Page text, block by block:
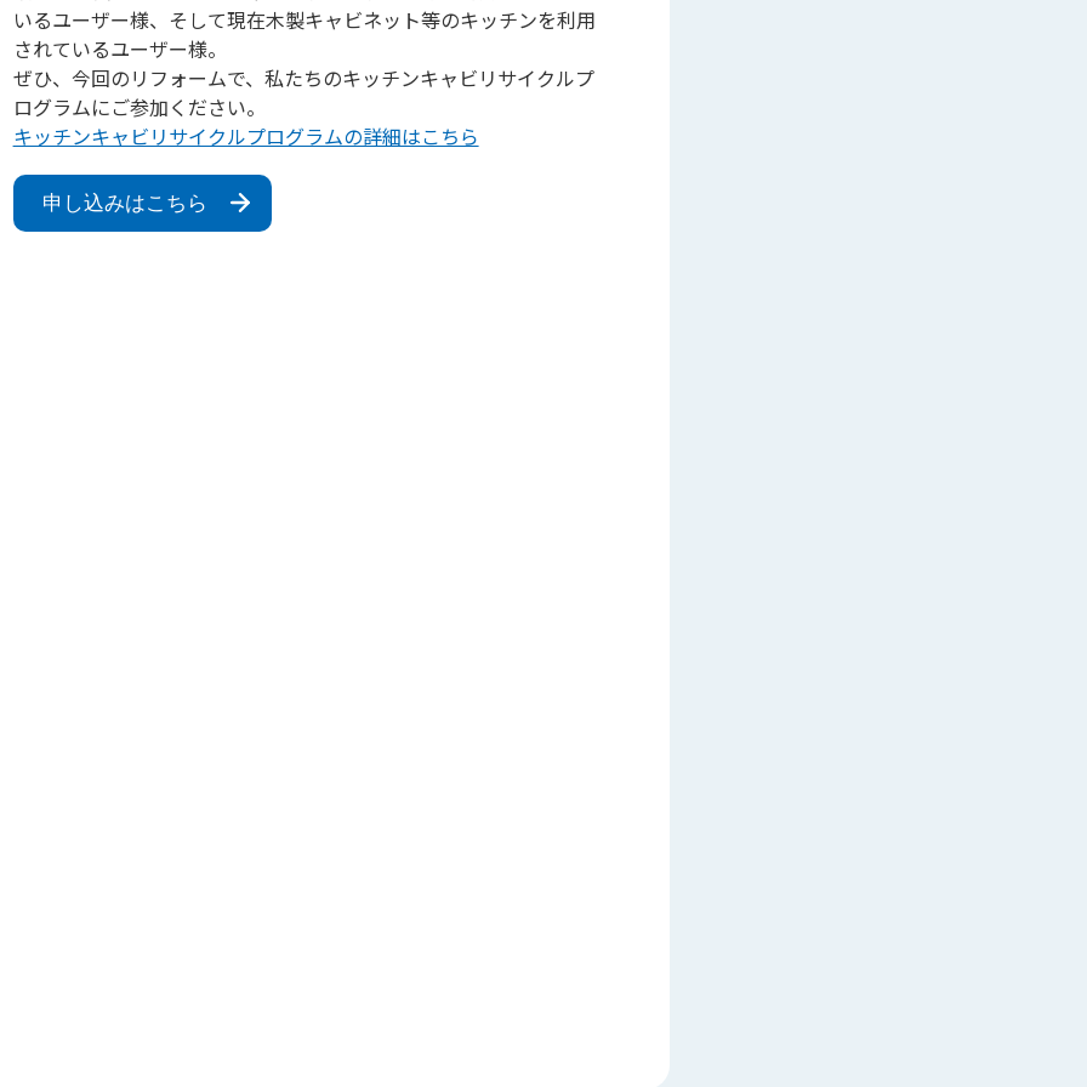
いるユーザー様、そして現在木製キャビネット等のキッチンを利用
されているユーザー様。
ぜひ、今回のリフォームで、私たちのキッチンキャビリサイクルプ
ログラムにご参加ください。
キッチンキャビリサイクルプログラムの詳細はこちら
申し込みはこちら